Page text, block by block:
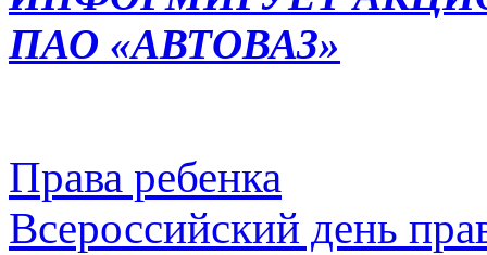
ПАО «АВТОВАЗ»
Права ребенка
Всероссийский день